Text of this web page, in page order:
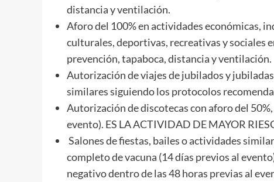
distancia y ventilación.
Aforo del 100% en actividades económicas,
culturales, deportivas, recreativas y sociales
prevención, tapaboca, distancia y ventilación.
Autorización de viajes de jubilados y
similares siguiendo los protocolos
Autorización de discotecas con aforo del
evento). ES LA ACTIVIDAD DE MAYOR
Salones de fiestas, bailes o actividades
completo de vacuna (14 días previos al
negativo dentro de las 48 horas previas al